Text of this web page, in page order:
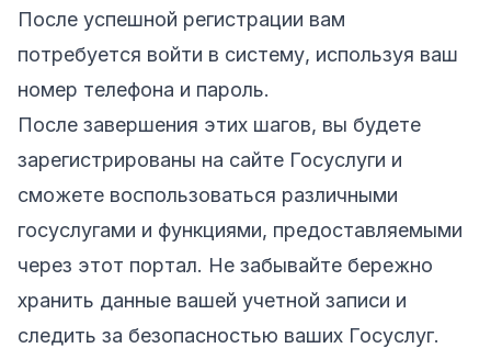
После успешной регистрации вам
потребуется войти в систему, используя ваш
номер телефона и пароль.
После завершения этих шагов, вы будете
зарегистрированы на сайте Госуслуги и
сможете воспользоваться различными
госуслугами и функциями, предоставляемыми
через этот портал. Не забывайте бережно
хранить данные вашей учетной записи и
следить за безопасностью ваших Госуслуг.